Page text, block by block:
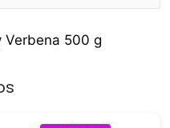
Verbena 500 g